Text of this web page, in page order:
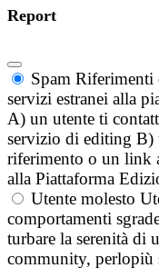
Report
Spam Riferimenti
servizi estranei alla
A) un utente ti
servizio di editing
riferimento o un link
alla Piattaforma
Utente molesto
comportamenti
turbare la serenità di
community, perlopiù